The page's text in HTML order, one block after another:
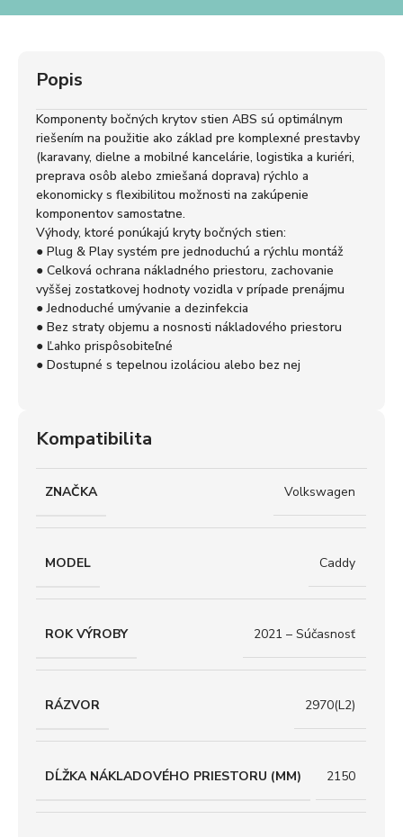
Popis
Komponenty bočných krytov stien ABS sú optimálnym
riešením na použitie ako základ pre komplexné prestavby
(karavany, dielne a mobilné kancelárie, logistika a kuriéri,
preprava osôb alebo zmiešaná doprava) rýchlo a
ekonomicky s flexibilitou možnosti na zakúpenie
komponentov samostatne.
Výhody, ktoré ponúkajú kryty bočných stien:
● Plug & Play systém pre jednoduchú a rýchlu montáž
● Celková ochrana nákladného priestoru, zachovanie
vyššej zostatkovej hodnoty vozidla v prípade prenájmu
● Jednoduché umývanie a dezinfekcia
● Bez straty objemu a nosnosti nákladového priestoru
● Ľahko prispôsobiteľné
● Dostupné s tepelnou izoláciou alebo bez nej
Kompatibilita
ZNAČKA Volkswagen
MODEL Caddy
ROK VÝROBY 2021 – Súčasnosť
RÁZVOR 2970(L2)
DĹŽKA NÁKLADOVÉHO PRIESTORU (MM) 2150